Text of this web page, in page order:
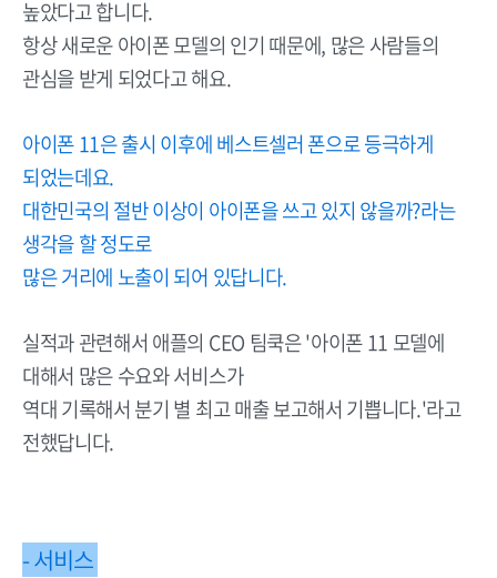
높았다고 합니다.
항상 새로운 아이폰 모델의 인기 때문에, 많은 사람들의
관심을 받게 되었다고 해요.
아이폰 11은 출시 이후에 베스트셀러 폰으로 등극하게
되었는데요.
대한민국의 절반 이상이 아이폰을 쓰고 있지 않을까?라는
생각을 할 정도로
많은 거리에 노출이 되어 있답니다.
실적과 관련해서 애플의 CEO 팀쿡은 '아이폰 11 모델에
대해서 많은 수요와 서비스가
역대 기록해서 분기 별 최고 매출 보고해서 기쁩니다.'라고
전했답니다.
- 서비스